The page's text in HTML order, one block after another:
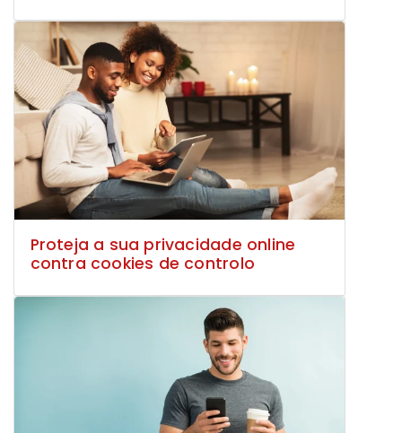
Proteja a sua privacidade online
contra cookies de controlo